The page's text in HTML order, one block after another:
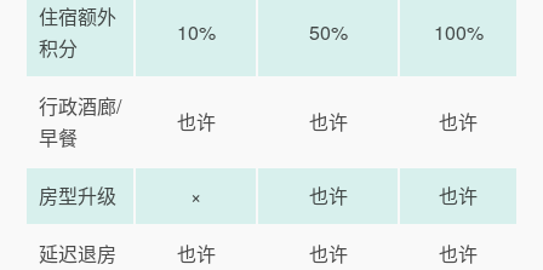
住宿额外
积分
10% 50% 100%
行政酒廊/
早餐
也许 也许 也许
房型升级 × 也许 也许
延迟退房 也许 也许 也许